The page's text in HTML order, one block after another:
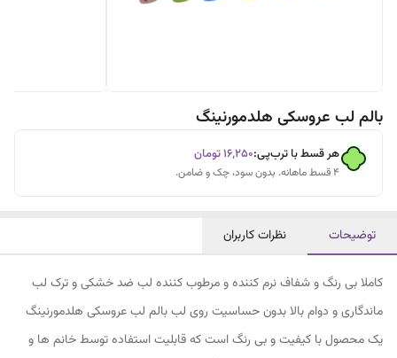
بالم لب عروسکی هلدمورنینگ
هر قسط با ترب‌پی:۱۶٬۲۵۰تومان
۴ قسط ماهانه. بدون سود، چک و ضامن.
توضیحات نظرات کاربران
کاملا بی رنگ و شفاف نرم کننده و مرطوب کننده لب ضد خشکی و ترک لب
ماندگاری و دوام بالا بدون حساسیت روی لب بالم لب عروسکی هلدمورنینگ
یک محصول با کیفیت و بی رنگ است که قابلیت استفاده توسط خانم ها و